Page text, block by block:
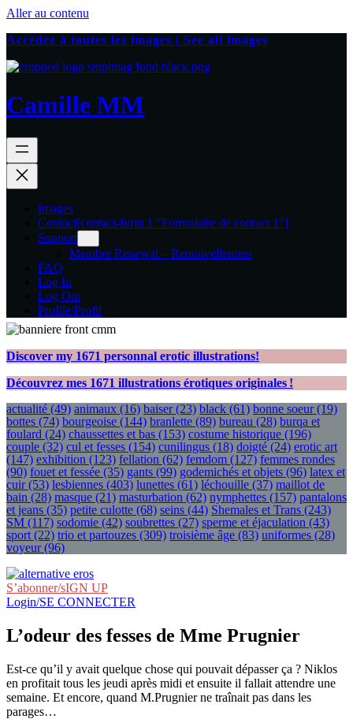
Aller au contenu
Accédez à toutes les images | See all images
Camille MM
Images
Contact[contact-form 1 "Formulaire de contact 1"]
Support
Member Renewal – Renouvellement
FAQ
Log In
Log Out
Profile/Profil
Discover my 1671 personnal erotic illustrations!
Découvrez mes 1671 illustrations érotiques originales !
actualité (49) animaux (16) baiser(23) black (61) bonne soeur(19)
bottes (74) bourgeoise (144) branlette (89) bureau (28) burqa et
foulard (24) chaussettes et bas (153) costume historique (196)
couple (32) cul et fesses (154) cunilingus (18) doigté (24) erotic art
(147) exhibition (123) fellation (62) femdom (127) femmes rondes
(90) fouet et fessée (35) gants (99) godemichés et objets (96) latex et
cuir(53) lesbiennes (403) lunettes (61) léchouille (37) maillot de
bain (28) masque (21) masturbation (62) nymphettes (157) pantalons
et jeans (35) petite culotte (68) seins (44) Shemales et Trans (243)
SM (117) sodomie (42) soubrettes (27) sperme et éjaculation (43)
sport (22) trio et partouzes (309) troisième âge (83) uniformes (28)
voyeur(96)
S’abonner/sIGN UP
Login/SE CONNECTER
L’odeur des fesses de Mme Prugnier
Est-ce qu’il y avait quelque chose qui pouvait dépasser ça ? Niklos
en profitait tous les jeudi après midi et ensuite il fallait attendre une
semaine. Et encore, quand M.Prugnier ne traînait pas dans les
parages…